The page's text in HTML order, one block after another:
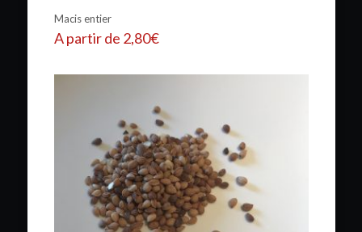
Macis entier
A partir de 2,80€